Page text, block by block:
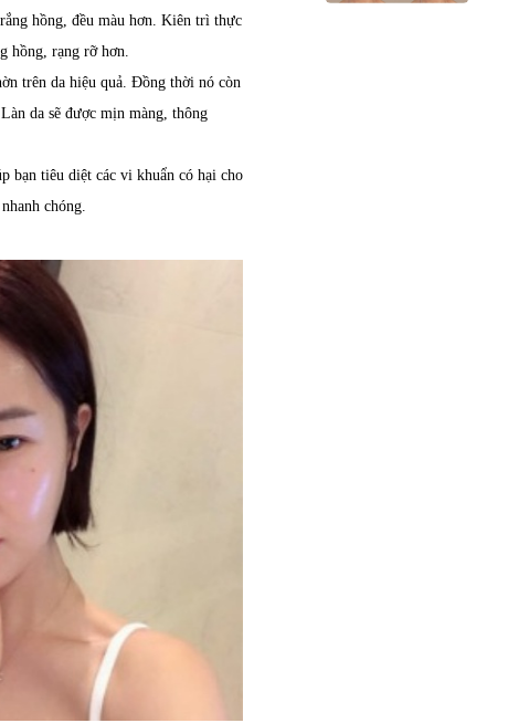
hồng, đều màu hơn. Kiên trì thực
hồng, rạng rỡ hơn.
trên da hiệu quả. Đồng thời nó còn
da sẽ được mịn màng, thông
bạn tiêu diệt các vi khuẩn có hại cho
chóng.